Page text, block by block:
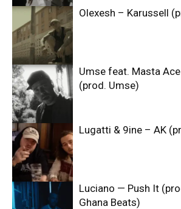
Olexesh – Karussell
Umse feat. Masta
(prod. Umse)
Lugatti & 9ine – AK
Luciano — Push It
Ghana Beats)